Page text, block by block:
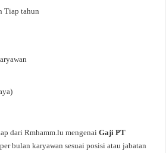
Tiap tahun
dari Rmhamm.lu mengenaiGaji PT
per bulan karyawan sesuai posisi atau jabatan